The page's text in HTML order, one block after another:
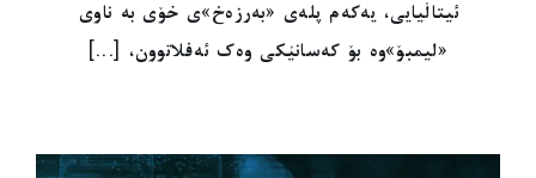
ئیتاڵیایی، یەکەم پلەی «بەرزەخ»ی خۆی بە ناوی
«لیمبۆ»وە بۆ کەسانێکی وەک ئەفلاتوون، [...]